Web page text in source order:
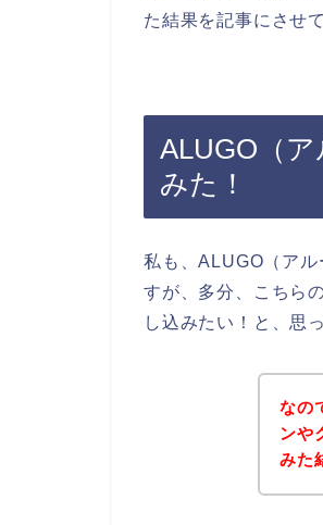
た結果を記事にさせ
ALUGO（
みた！
私も、ALUGO（ア
すが、多分、こちら
し込みたい！と、思
なの
ンや
みた